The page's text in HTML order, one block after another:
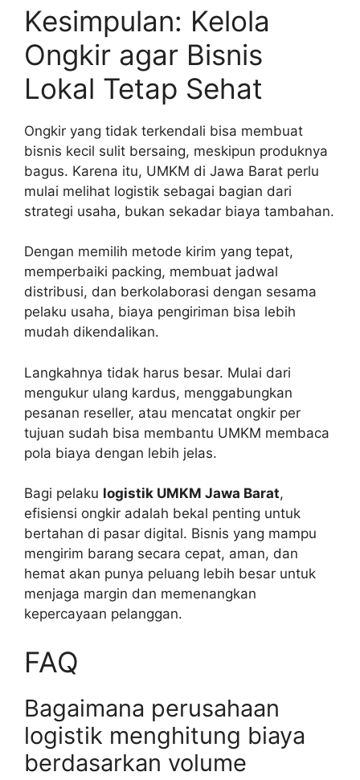
Kesimpulan: Kelola
Ongkir agar Bisnis
Lokal Tetap Sehat
Ongkir yang tidak terkendali bisa membuat
bisnis kecil sulit bersaing, meskipun produknya
bagus. Karena itu, UMKM di Jawa Barat perlu
mulai melihat logistik sebagai bagian dari
strategi usaha, bukan sekadar biaya tambahan.
Dengan memilih metode kirim yang tepat,
memperbaiki packing, membuat jadwal
distribusi, dan berkolaborasi dengan sesama
pelaku usaha, biaya pengiriman bisa lebih
mudah dikendalikan.
Langkahnya tidak harus besar. Mulai dari
mengukur ulang kardus, menggabungkan
pesanan reseller, atau mencatat ongkir per
tujuan sudah bisa membantu UMKM membaca
pola biaya dengan lebih jelas.
Bagi pelaku logistik UMKM Jawa Barat,
efisiensi ongkir adalah bekal penting untuk
bertahan di pasar digital. Bisnis yang mampu
mengirim barang secara cepat, aman, dan
hemat akan punya peluang lebih besar untuk
menjaga margin dan memenangkan
kepercayaan pelanggan.
FAQ
Bagaimana perusahaan
logistik menghitung biaya
berdasarkan volume